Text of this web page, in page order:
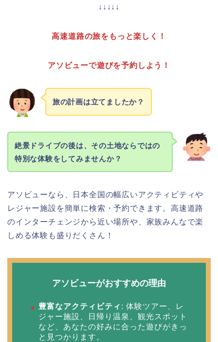
↓↓↓↓↓
高速道路の旅をもっと楽しく！
アソビューで遊びを予約しよう！
旅の計画は立てましたか？
絶景ドライブの後は、その土地ならではの
特別な体験をしてみませんか？
アソビューなら、日本全国の幅広いアクティビティや
レジャー施設を簡単に検索・予約できます。高速道路
のインターチェンジから近い場所や、家族みんなで楽
しめる体験も盛りだくさん！
アソビューがおすすめの理由
豊富なアクティビティ : 体験ツアー、レ
ジャー施設、日帰り温泉、観光スポット
など、あなたの好みに合った遊びがきっ
と見つかります。